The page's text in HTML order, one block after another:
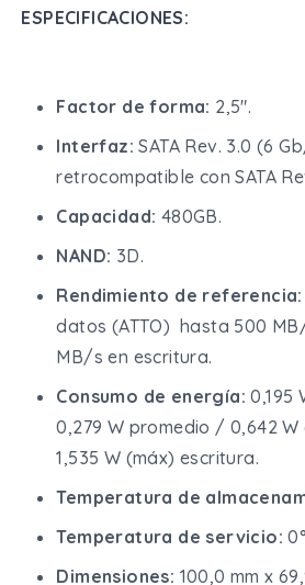
ESPECIFICACIONES:
Factor de forma: 2,5".
Interfaz: SATA Rev. 3.0 (6
retrocompatible con SATA
Capacidad: 480GB.
NAND: 3D.
Rendimiento de referencia:
datos (ATTO) hasta 500
MB/s en escritura.
Consumo de energía: 0,195
0,279 W promedio / 0,642
1,535 W (máx) escritura.
Temperatura de
Temperatura de servicio:
Dimensiones: 100,0 mm x